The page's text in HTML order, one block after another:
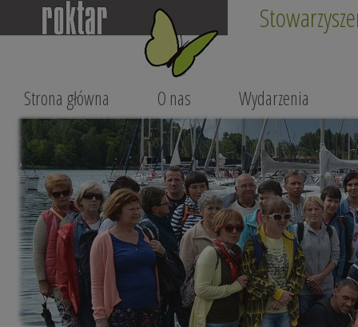
Strona główna O nas Wydarzenia